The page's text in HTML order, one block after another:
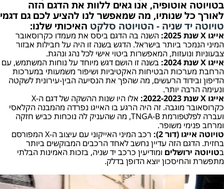
בטויוטה אוטופיה, אנו גאים ללוות את הדגם הזה
לאורך כל שנותיו, מה שמאפשר לנו להציע לכם גם דגמי
טויוטה יד שניה - הטויוטה סלקט האיכותי שלנו:
אייגו X שנת 2025:
השנה בה הדגם ביסס את מעמדו כקרוסאובר
המיני הנמכר ביותר בישראל. הדגש בשנה זו היה על חבילות אבזור
צבעוניות ונועזות, המאפשרות ביטוי אישי לכל נהג ונהגת.
אייגו X שנת 2024:
בשנה זו הושם דגש מיוחד על נוחות המשתמש, עם
הרחבת מערכות הבטיחות האקטיביות ושיפור משמעותי במערכות
הדיפון ובידוד הרעשים, מה שהפך את הנסיעה הבין-עירונית לשקטה
ונעימה הרבה יותר.
אייגו X שנת 2022-2023:
אלו היו שנות ההשקה של דגם ה-X
כקרוסאובר מוגבה. זה היה הרגע בו האייגו נפרדה מהמבנה הקלאסי
ועברה לפלטפורמת TNGA-B, מה שהעניק לה נוכחות כביש חזקה
ומרחב פנימי משופר.
טויוטה אייגו (דור 2):
רכב המיני האייקוני עם עיצוב ה-X המפורסם
בחזית. הדגם הזה עדיין נחשב לאחד הרכבים המבוקשים ביותר
בטויוטה ירושלים ומודיעין כרכב יד שניה, בזכות האמינות הבלתי
מתפשרת והחיסכון יוצא הדופן בדלק.